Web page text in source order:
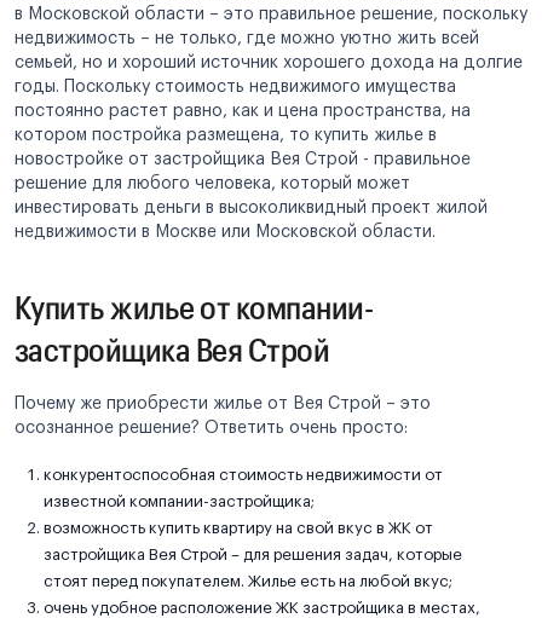
в Московской области – это правильное решение, поскольку
недвижимость – не только, где можно уютно жить всей
семьей, но и хороший источник хорошего дохода на долгие
годы. Поскольку стоимость недвижимого имущества
постоянно растет равно, как и цена пространства, на
котором постройка размещена, то купить жилье в
новостройке от застройщика Вея Строй - правильное
решение для любого человека, который может
инвестировать деньги в высоколиквидный проект жилой
недвижимости в Москве или Московской области.
Купить жилье от компании-
застройщика Вея Строй
Почему же приобрести жилье от Вея Строй – это
осознанное решение? Ответить очень просто:
конкурентоспособная стоимость недвижимости от
известной компании-застройщика;
возможность купить квартиру на свой вкус в ЖК от
застройщика Вея Строй – для решения задач, которые
стоят перед покупателем. Жилье есть на любой вкус;
очень удобное расположение ЖК застройщика в местах,